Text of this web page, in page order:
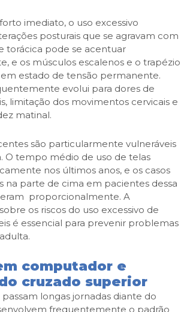
imediato, o uso excessivo
posturais que se agravam com
torácica pode se acentuar
e os músculos escalenos e o trapézio
estado de tensão permanente.
evolui para dores de
limitação dos movimentos cervicais e
matinal.
são particularmente vulneráveis
O tempo médio de uso de telas
nos últimos anos, e os casos
na parte de cima em pacientes dessa
proporcionalmente. A
os riscos do uso excessivo de
é essencial para prevenir problemas
computador e
cruzado superior
passam longas jornadas diante do
frequentemente o padrão